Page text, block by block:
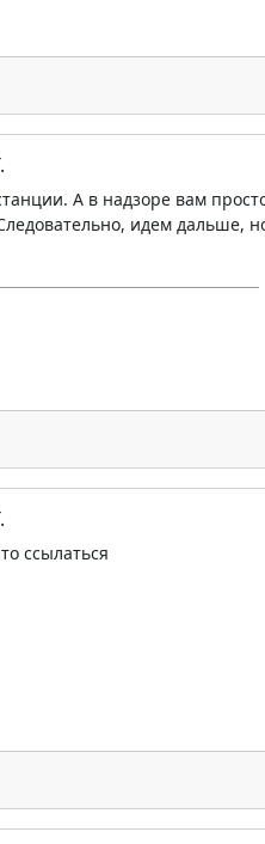
А в надзоре вам
идем дальше,
ссылаться